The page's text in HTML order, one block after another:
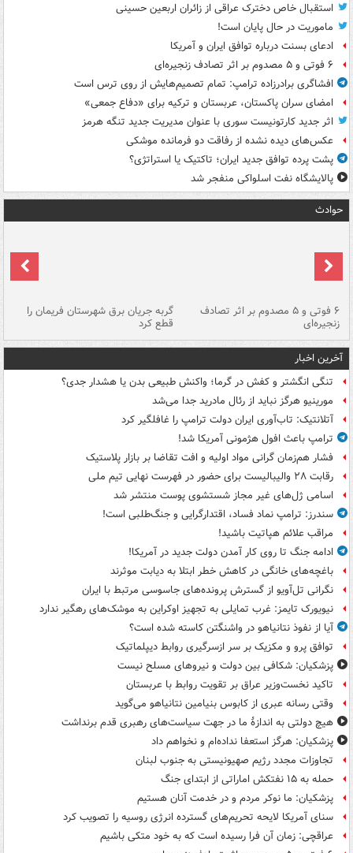
استقبال خاص دخترک عراقی از زائران اربعین حسینی
ماموریت در حال پایان است!
ادعای بسنت درباره توافق ایران و آمریکا
۶ فوتی و ۵ مصدوم بر اثر تصادف زنجیره‌ای
افشاگری برادرزاده ترامپ: تمام تصمیم‌هایش از روی ترس است
امضای سران پاکستان، عربستان و ترکیه برای «دفاع جمعی»
اثر جدید کارتونیست سوری با عنوان مدیریت جدید تنگه هرمز
عکس‌های دیده نشده از رفاقت دو فرمانده‌ موشکی
پشت پرده توافق جدید ایران؛ تاکتیک یا استراتژی؟
پالایشگاه نفت اسلواکی منفجر شد
حوادث
۶ فوتی و ۵ مصدوم بر اثر تصادف
زنجیره‌ای
گربه جریان برق شهرستان فریمان را
قطع کرد
آخرین اخبار
تنگی انگشتر و کفش در گرما؛ واکنش طبیعی بدن یا هشدار جدی؟
مورینیو هرگز نباید از رئال مادرید جدا می‌شد
آتلانتیک: تاب‌آوری ایران دولت ترامپ را غافلگیر کرد
ترامپ باعث افول هژمونی آمریکا شد!
فشار هم‌زمان گرانی مواد اولیه و افت تقاضا بر بازار پلاستیک
رقابت ۲۸ والیبالیست برای حضور در فهرست نهایی تیم ملی
اسامی ژل‌های غیر مجاز شستشوی پوست منتشر شد
سندرز: ترامپ نماد فساد، اقتدارگرایی و جنگ‌طلبی است!
مراقب علائم هپاتیت باشید!
ادامه جنگ تا روی کار آمدن دولت جدید در آمریکا!
باغچه‌های خانگی در کاهش خطر ابتلا به دیابت موثرند
نگرانی تل‌آویو از گسترش پرونده‌های جاسوسی مرتبط با ایران
نیویورک تایمز: غرب تمایلی به تجهیز اوکراین به موشک‌های رهگیر ندارد
آیا از نفوذ نتانیاهو در واشنگتن کاسته شده است؟
توافق پرو و مکزیک بر سر ازسرگیری روابط دیپلماتیک
پزشکیان: شکافی بین دولت و نیروهای مسلح نیست
تاکید نخست‌وزیر عراق بر تقویت روابط با عربستان
وقتی رسانه عبری از کابوس بنیامین نتانیاهو می‌گوید
هیچ دولتی به اندازۀ ما در جهت سیاست‌های رهبری قدم برنداشت
پزشکیان: هرگز استعفا نداده‌ام و نخواهم داد
تجاوزات مجدد رژیم صهیونیستی به جنوب لبنان
حمله به ۱۵ نفتکش‌ اماراتی از ابتدای جنگ
پزشکیان: ما نوکر مردم و در خدمت آنان هستیم
سنای آمریکا لایحه تحریم‌های گسترده انرژی روسیه را تصویب کرد
عراقچی: زمان آن فرا رسیده است که به خود متکی باشیم